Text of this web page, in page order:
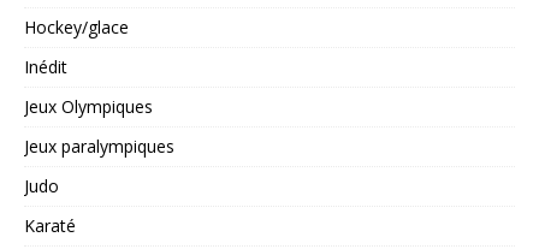
Hockey/glace
Inédit
Jeux Olympiques
Jeux paralympiques
Judo
Karaté